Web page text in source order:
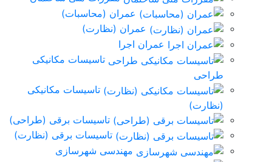
عمران (محاسبات)
عمران (نظارت)
عمران اجرا
تاسیسات مکانیکی
طراحی
تاسیسات مکانیکی
(نظارت)
تاسیسات برقی (طراحی)
تاسیسات برقی (نظارت)
مهندسی شهرسازی